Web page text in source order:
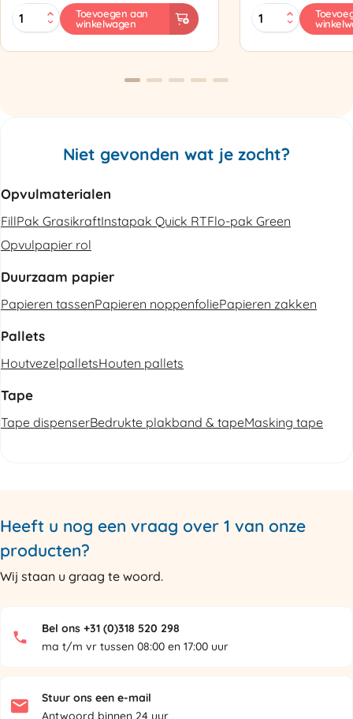
MINI
PAK'R
Refurbished
Toevoegen aan
winkelwagen
Zapak
ZP97
aantal
Niet gevonden wat je zocht?
Opvulmaterialen
FillPak GrasikraftInstapak Quick RTFlo-pak Green
Opvulpapier rol
Duurzaam papier
Papieren tassenPapieren noppenfoliePapieren zakken
Pallets
HoutvezelpalletsHouten pallets
Tape
Tape dispenserBedrukte plakband & tapeMasking tape
Heeft u nog een vraag over 1 van onze
producten?
Wij staan u graag te woord.
Bel ons +31 (0)318 520 298
ma t/m vr tussen 08:00 en 17:00 uur
Stuur ons een e-mail
Antwoord binnen 24 uur